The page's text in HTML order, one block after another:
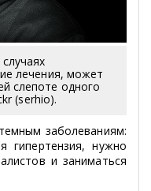
лечения, может
слепоте одного
(serhio).
заболеваниям:
гипертензия, нужно
и заниматься